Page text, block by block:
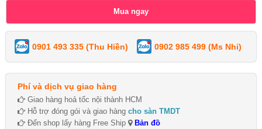
0901 493 335 (Thu Hiền) 0902 985 499 (Ms Nhi)
Phí và dịch vụ giao hàng
Giao hàng hoả tốc nội thành HCM
Hỗ trợ đóng gói và giao hàng cho sàn TMDT
Đến shop lấy hàng Free Ship
Bản đồ